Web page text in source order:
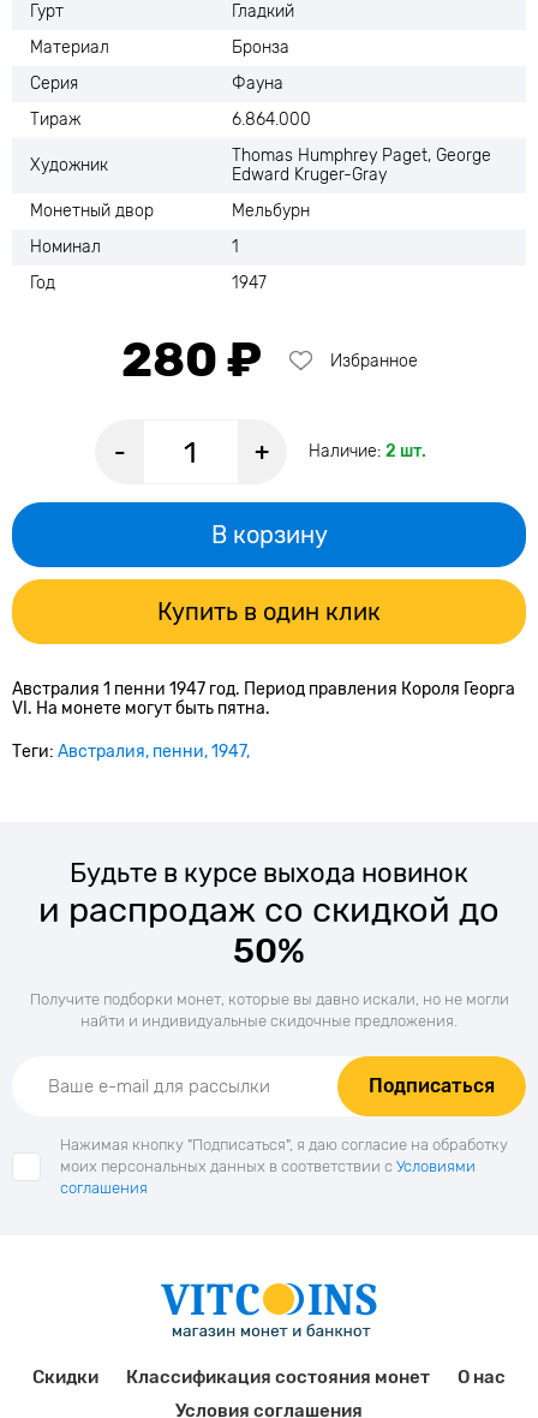
Гурт
Гладкий
Материал
Бронза
Серия
Фауна
Тираж
6.864.000
Художник
Thomas Humphrey Paget, George
Edward Kruger-Gray
Монетный двор
Мельбурн
Номинал
1
Год
1947
280 ₽ Избранное
- + Наличие: 2 шт.
В корзину
Купить в один клик
Австралия 1 пенни 1947 год. Период правления Короля Георга
VI. На монете могут быть пятна.
Теги: Австралия пенни 1947
Будьте в курсе выхода новинок
и распродаж со скидкой до
50%
Получите подборки монет, которые вы давно искали, но не могли
найти и индивидуальные скидочные предложения.
Подписаться
Нажимая кнопку "Подписаться", я даю согласие на обработку
моих персональных данных в соответствии с Условиями
соглашения
Скидки Классификация состояния монет
О нас
Условия соглашения